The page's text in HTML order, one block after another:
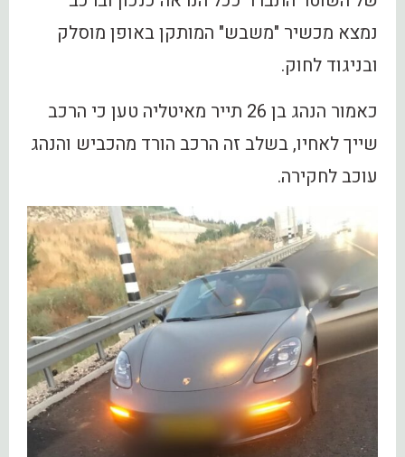
נמצא מכשיר "משבש" המותקן באופן מוסלק
ובניגוד לחוק.
כאמור הנהג בן 26 תייר מאיטליה טען כי הרכב
שייך לאחיו, בשלב זה הרכב הורד מהכביש והנהג
עוכב לחקירה.